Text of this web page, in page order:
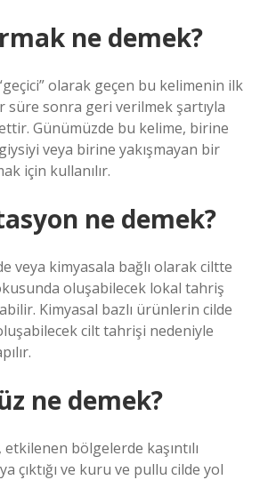
ne demek?
olarak geçen bu kelimenin ilk
süre sonra geri verilmek şartıyla
Günümüzde bu kelime, birine
veya birine yakışmayan bir
için kullanılır.
ne demek?
veya kimyasala bağlı olarak ciltte
oluşabilecek lokal tahriş
Kimyasal bazlı ürünlerin cilde
cilt tahrişi nedeniyle
ne demek?
bölgelerde kaşıntılı
çıktığı ve kuru ve pullu cilde yol